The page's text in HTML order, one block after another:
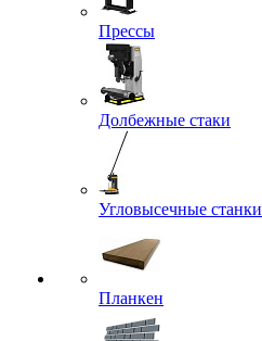
Прессы
Долбежные стаки
Угловысечные станки
Планкен